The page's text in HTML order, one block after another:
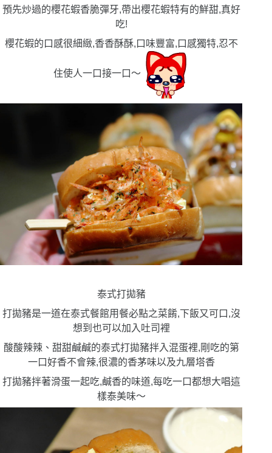
預先炒過的櫻花蝦香脆彈牙,帶出櫻花蝦特有的鮮甜,真好
吃!
櫻花蝦的口感很細緻,香香酥酥,口味豐富,口感獨特,忍不
住使人一口接一口〜
泰式打拋豬
打拋豬是一道在泰式餐館用餐必點之菜餚,下飯又可口,沒
想到也可以加入吐司裡
酸酸辣辣、甜甜鹹鹹的泰式打拋豬拌入混蛋裡,剛吃的第
一口好香不會辣,很濃的香茅味以及九層塔香
打拋豬拌著滑蛋一起吃,鹹香的味道,每吃一口都想大唱這
樣泰美味〜